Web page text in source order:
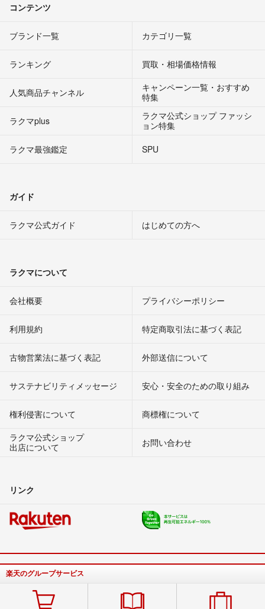
コンテンツ
ブランド一覧 カテゴリ一覧
ランキング 買取・相場価格情報
人気商品チャンネル
キャンペーン一覧・おすすめ
特集
ラクマplus
ラクマ公式ショップ ファッシ
ョン特集
ラクマ最強鑑定
SPU
ガイド
ラクマ公式ガイド はじめての方へ
ラクマについて
会社概要 プライバシーポリシー
利用規約 特定商取引法に基づく表記
古物営業法に基づく表記 外部送信について
サステナビリティメッセージ 安心・安全のための取り組み
権利侵害について
商標権について
ラクマ公式ショップ
出店について
お問い合わせ
リンク
楽天のグループサービス